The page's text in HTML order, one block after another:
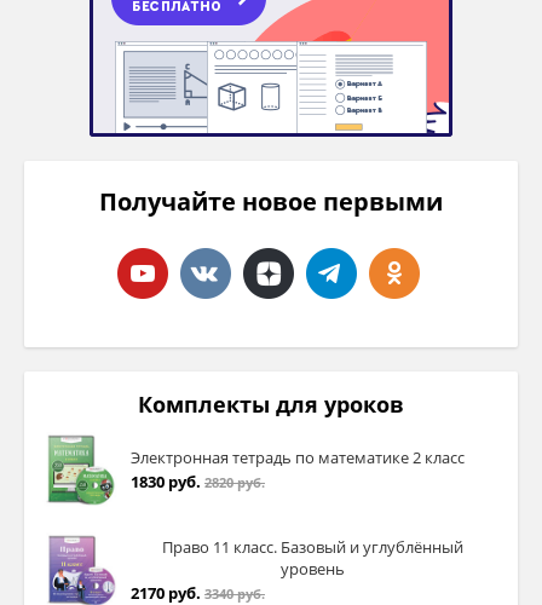
Двойной рубанок
поверхностей и торцов заготовок.
Особенности.
рубанок имеет стружколом. Его нижняя
кромка находится на расстоянии 0,2 – 2 мм
от основной режущей кромки и
установлена параллельно ей. Чем меньше
будет выполнено строгание.
Получайте новое первыми
Комплекты для уроков
Электронная тетрадь по математике 2 класс
1830 руб. 2820 руб.
Право 11 класс. Базовый и углублённый
уровень
2170 руб. 3340 руб.